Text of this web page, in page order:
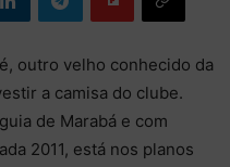
outro velho conhecido da
a camisa do clube.
de Marabá e com
2011, está nos planos